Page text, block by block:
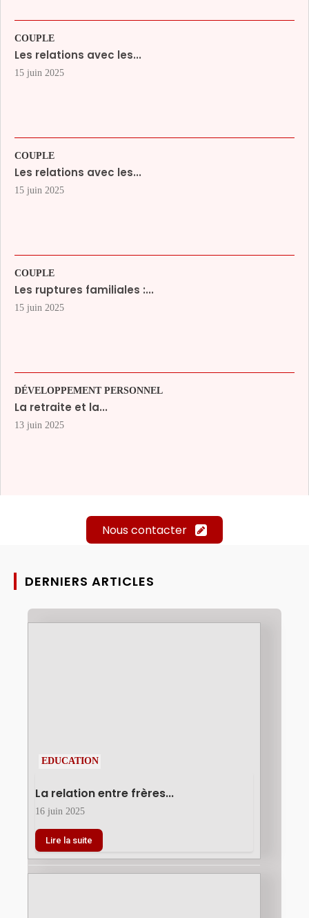
COUPLE
Les relations avec les...
15 juin 2025
COUPLE
Les relations avec les...
15 juin 2025
COUPLE
Les ruptures familiales :...
15 juin 2025
DÉVELOPPEMENT PERSONNEL
La retraite et la...
13 juin 2025
Nous contacter
DERNIERS ARTICLES
EDUCATION
La relation entre frères...
16 juin 2025
Lire la suite